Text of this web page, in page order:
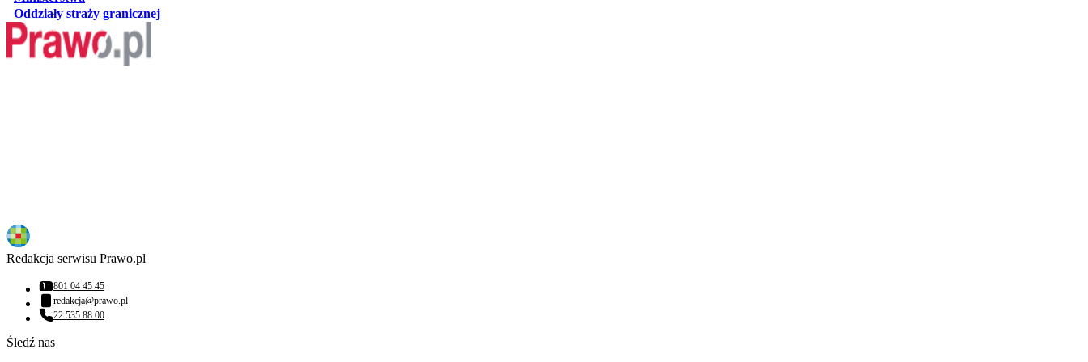
Oddziały straży granicznejotwiera się w nowej karcie
Redakcja serwisu Prawo.pl
Numer telefonu:
801 04 45 45
Adres email:
redakcja@prawo.pl
Numer telefonu:
22 535 88 00
Śledź nas